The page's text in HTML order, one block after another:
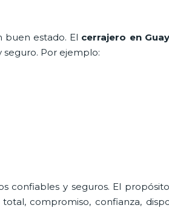
buen estado. El cerrajero en
Por ejemplo:
confiables y seguros. El
compromiso, confianza,